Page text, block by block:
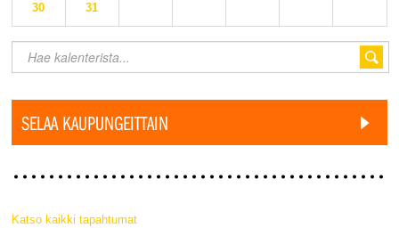
30 31
SELAA KAUPUNGEITTAIN
Katso kaikki tapahtumat